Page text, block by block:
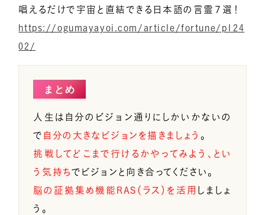
唱えるだけで宇宙と直結できる日本語の言霊７選！
https://ogumayayoi.com/article/fortune/p124
02/
まとめ
人生は自分のビジョン通りにしかいかないの
で 自分の大きなビジョンを描きましょう 。
挑戦してどこまで行けるかやってみよう、とい
う気持ちでビジョンと向き合ってください。
脳の証拠集め機能RAS（ラス）を活用 しましょ
う。